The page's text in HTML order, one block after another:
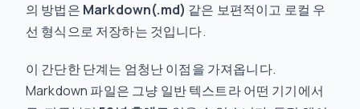
의 방법은 Markdown(.md) 같은 보편적이고 로컬 우
선 형식으로 저장하는 것입니다.
이 간단한 단계는 엄청난 이점을 가져옵니다.
Markdown 파일은 그냥 일반 텍스트라 어떤 기기에서